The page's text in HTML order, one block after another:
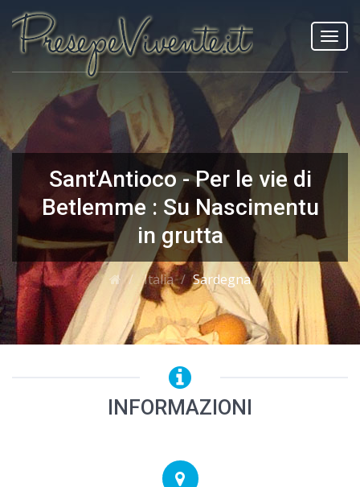
Sant'Antioco - Per le vie di
Betlemme : Su Nascimentu
in grutta
Italia Sardegna
INFORMAZIONI